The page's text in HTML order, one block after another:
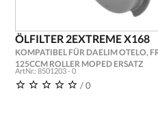
ÖLFILTER 2EXTREME X168
KOMPATIBEL FÜR DAELIM OTELO,
125CCM ROLLER MOPED ERSATZ
ArtNr.: 8501203 - 0
/ 0